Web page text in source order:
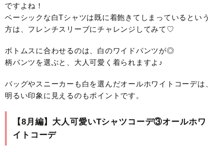
ですよね！
ベーシックな白Tシャツは既に着飽きてしまっているという
方は、フレンチスリーブにチャレンジしてみて♡
ボトムスに合わせるのは、白のワイドパンツが◎
柄パンツを選ぶと、大人可愛く着られますよ♪
バッグやスニーカーも白を選んだオールホワイトコーデは、
明るい印象に見えるのもポイントです。
【8月編】大人可愛いTシャツコーデ③オールホワ
イトコーデ